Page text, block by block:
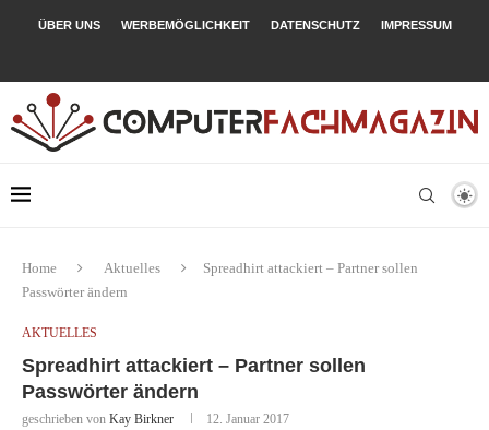
ÜBER UNS WERBEMÖGLICHKEIT DATENSCHUTZ IMPRESSUM
Home Aktuelles
Spreadhirt attackiert – Partner sollen
Passwörter ändern
AKTUELLES
Spreadhirt attackiert – Partner sollen
Passwörter ändern
geschrieben von Kay Birkner 12. Januar 2017